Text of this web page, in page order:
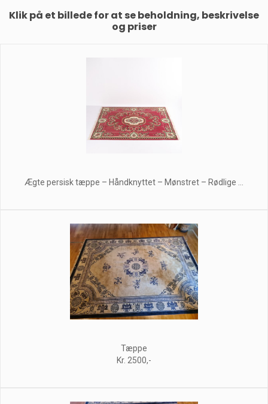
Klik på et billede for at se beholdning, beskrivelse
og priser
Ægte persisk tæppe – Håndknyttet – Mønstret – Rødlige ...
Tæppe
Kr. 2500,-